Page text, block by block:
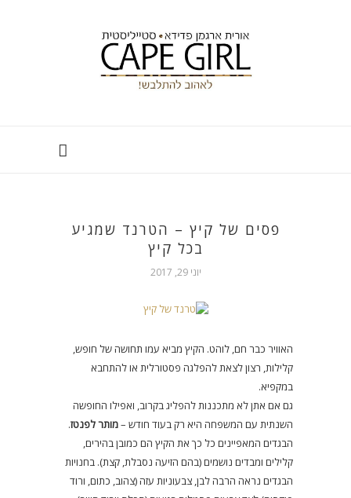
פסים של קיץ – הטרנד שמגיע
בכל קיץ
יוני 29, 2017
האוויר כבר חם, לוהט. הקיץ מביא עמו תחושה של חופש,
קלילות, רצון לצאת להפלגה פסטורלית או להתחבא
במקפיא.
גם אם אתן לא מתכננות להפליג בקרוב, ואפילו החופשה
השנתית עם המשפחה היא רק בעוד חודש –מותר לפנטז.
הבגדים המאפיינים כל כך את הקיץ הם כמובן בהירים,
קלילים ומבדים נושמים (בהם הזיעה נסבלת, קצת). בחנויות
הבגדים נראה הרבה לבן, צבעוניות עזה (צהוב, כתום, ורוד